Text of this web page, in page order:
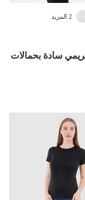
سادة بحمالات
2 المزيد